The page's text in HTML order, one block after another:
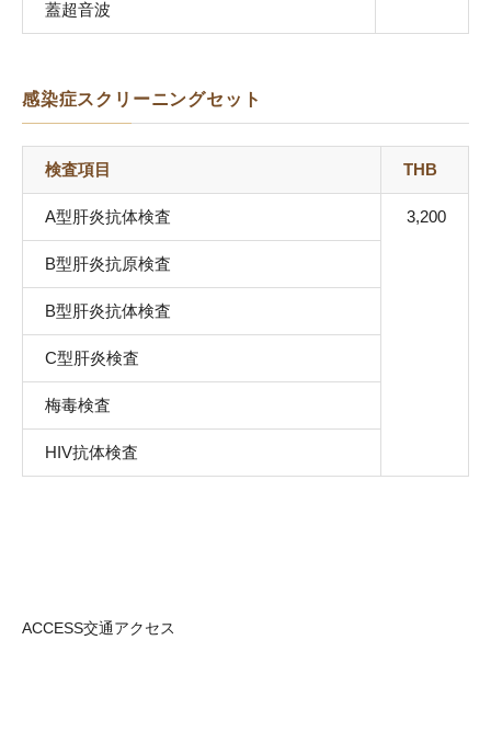
蓋超音波
感染症スクリーニングセット
検査項目 THB
A型肝炎抗体検査 3,200
B型肝炎抗原検査
B型肝炎抗体検査
C型肝炎検査
梅毒検査
HIV抗体検査
ACCESS交通アクセス